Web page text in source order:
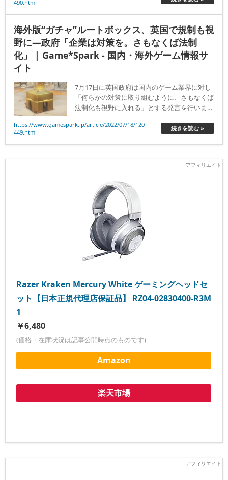
490.html
海外版“ガチャ”ルートボックス、英国で規制も視
野に―政府「企業は対策を。さもなくば法制
化」 | Game*Spark - 国内・海外ゲーム情報サ
イト
7月17日に英国政府は国内のゲーム業界に対し
「何らかの対策に取り組むように、さもなくば
法制化も視野に入れる」とする発言を行いまし
https://www.gamespark.jp/article/2022/07/18/120
449.html
続きを読む »
Razer Kraken Mercury White ゲーミングヘッドセ
ット【日本正規代理店保証品】 RZ04-02830400-R3M
1
￥6,480
(価格・在庫状況は記事公開時点のものです)
Amazon
楽天市場